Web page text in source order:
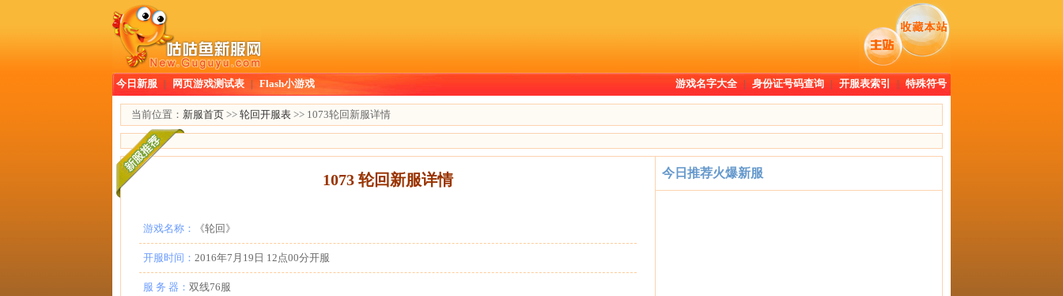
游戏名字大全 | 身份证号码查询 | 开服表索引 | 特殊符号
今日新服 | 网页游戏测试表 | Flash小游戏
当前位置： 新服首页 >> 轮回开服表 >> 1073轮回新服详情
1073 轮回新服详情
游戏名称： 《轮回》
开服时间： 2016年7月19日 12点00分开服
服 务 器： 双线76服
今日推荐火爆新服